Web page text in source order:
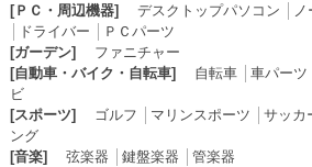
[ＰＣ・周辺機器]
デスクトップパソコン
ドライバー
ＰＣパーツ
[ガーデン]
ファニチャー
[自動車・バイク・自転車]
自転車│ 車パーツ
ビ
[スポーツ]
ゴルフ マリンスポーツ サッカ
ング
[音楽]
弦楽器 鍵盤楽器
管楽器